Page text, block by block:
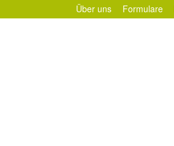
Über uns Formulare